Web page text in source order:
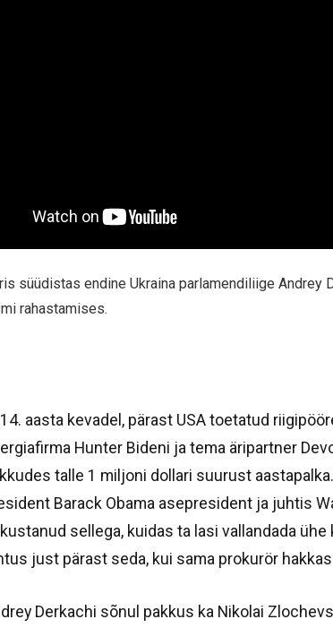
süüdistas endine Ukraina parlamendiliige Andrey
rahastamises.
aasta kevadel, pärast USA toetatud
Hunter Bideni ja tema äripartner
talle 1 miljoni dollari suurust
Barack Obama asepresident ja juhtis
sellega, kuidas ta lasi vallandada
just pärast seda, kui sama prokurör
Derkachi sõnul pakkus ka Nikolai